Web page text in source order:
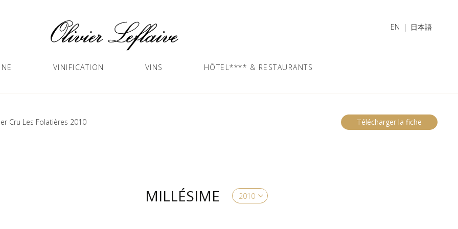
EN 日本語
VINIFICATION VINS HÔTEL**** & RESTAURANTS
Cru Les Folatières 2010 Télécharger la fiche
MILLÉSIME